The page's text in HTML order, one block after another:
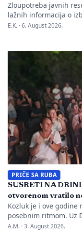
Zloupotreba javnih
lažnih informacija o
nepravilnosti koje je
prijava zbog kršenja
ali je Centralna
odnosu na prethodne
E.K. ·6. August 2026.
PRIČE SA RUBA
SUSRETI NA
otvorenom vratilo
Kozluk je i ove godine
posebnim ritmom. Uz
gluma i ljudi, a
A.M. ·3. August 2026.